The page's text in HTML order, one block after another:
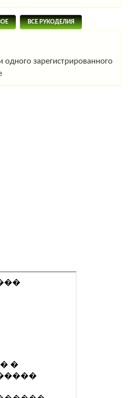
ВСЕ РУКОДЕЛИЯ
одного зарегистрированного